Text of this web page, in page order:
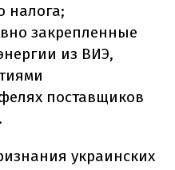
налога;
закрепленные
из ВИЭ,
поставщиков
украинских